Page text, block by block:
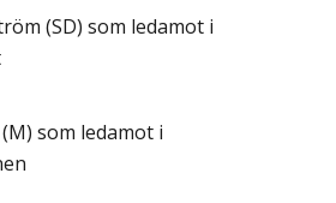
(SD) som ledamot i
som ledamot i